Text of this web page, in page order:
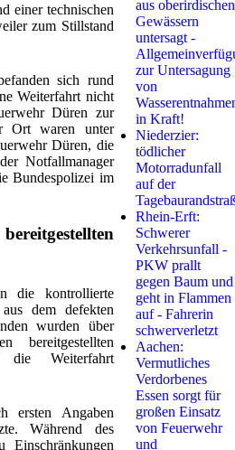
einer technischen
zum Stillstand
sich rund
Weiterfahrt nicht
Düren zur
Ort waren unter
Düren, die
Notfallmanager
Bundespolizei im
die kontrollierte
dem defekten
wurden über
bereitgestellten
die Weiterfahrt
ersten Angaben
Während des
Einschränkungen
aus oberirdischen
Gewässern
untersagt -
zur Untersagung
von
in Kraft!
Niederzier:
tödlicher
Motorradunfall
auf der
Rhein-Erft:
Schwerer
Verkehrsunfall -
PKW prallt
gegen Baum und
geht in Flammen
auf - Fahrerin
schwerverletzt
Aachen:
Vermutliches
Verdorbenes
Essen sorgt für
großen Einsatz
von Feuerwehr
und